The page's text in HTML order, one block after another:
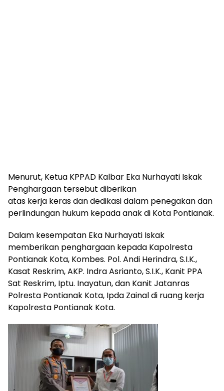
Menurut, Ketua KPPAD Kalbar Eka Nurhayati Iskak
Penghargaan tersebut diberikan
atas kerja keras dan dedikasi dalam penegakan dan
perlindungan hukum kepada anak di Kota Pontianak.
Dalam kesempatan Eka Nurhayati Iskak
memberikan penghargaan kepada Kapolresta
Pontianak Kota, Kombes. Pol. Andi Herindra, S.I.K.,
Kasat Reskrim, AKP. Indra Asrianto, S.I.K., Kanit PPA
Sat Reskrim, Iptu. Inayatun, dan Kanit Jatanras
Polresta Pontianak Kota, Ipda Zainal di ruang kerja
Kapolresta Pontianak Kota.